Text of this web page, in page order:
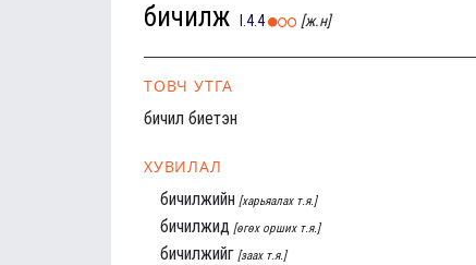
бичилж I.4.4 [ж.н]
ТОВЧ УТГА
бичил биетэн
ХУВИЛАЛ
бичилжийн [харьяалах т.я.]
бичилжид [өгөх орших т.я.]
бичилжийг [заах т.я.]